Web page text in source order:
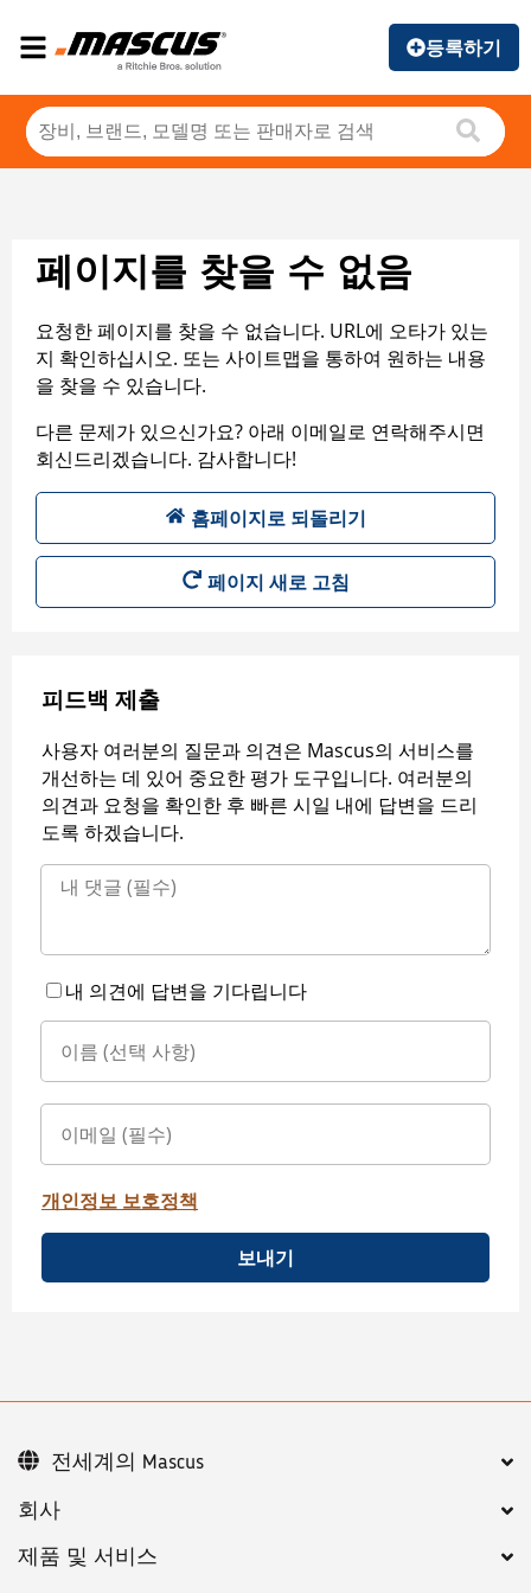
등록하기
페이지를 찾을 수 없음
요청한 페이지를 찾을 수 없습니다. URL에 오타가 있는
지 확인하십시오. 또는 사이트맵을 통하여 원하는 내용
을 찾을 수 있습니다.
다른 문제가 있으신가요? 아래 이메일로 연락해주시면
회신드리겠습니다. 감사합니다!
홈페이지로 되돌리기
페이지 새로 고침
피드백 제출
사용자 여러분의 질문과 의견은 Mascus의 서비스를
개선하는 데 있어 중요한 평가 도구입니다. 여러분의
의견과 요청을 확인한 후 빠른 시일 내에 답변을 드리
도록 하겠습니다.
내 의견에 답변을 기다립니다
개인정보 보호정책
보내기
회사
제품 및 서비스
전세계의 Mascus